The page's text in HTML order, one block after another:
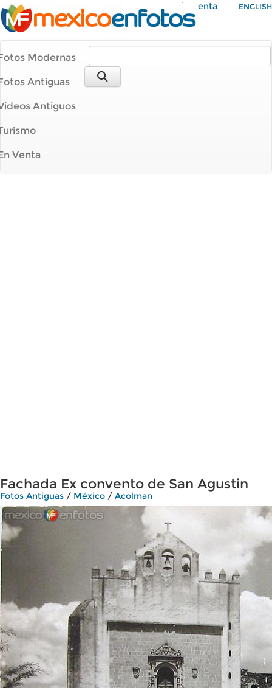
Mi Cuenta ENGLISH
Modernas
Antiguas
Antiguos
Venta
Fachada Ex convento de San Agustin
Fotos Antiguas / México / Acolman